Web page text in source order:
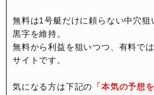
無料は1号艇だけに頼らない中穴狙
黒字を維持。
無料から利益を狙いつつ、有料で
サイトです。
気になる方は下記の 「本気の予想